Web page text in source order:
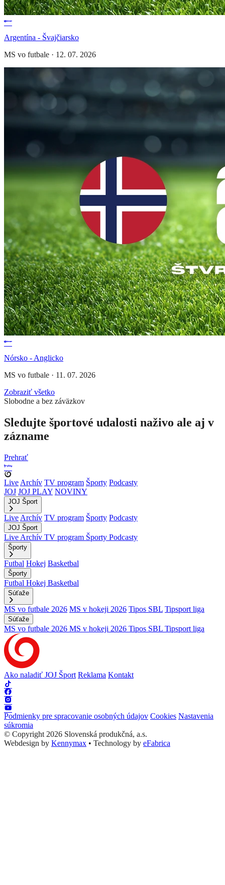
Argentína - Švajčiarsko
MS vo futbale · 12. 07. 2026
Nórsko - Anglicko
MS vo futbale · 11. 07. 2026
Zobraziť všetko
Slobodne a bez záväzkov
Sledujte športové udalosti naživo ale aj v
zázname
Prehrať
Live Archív TV program Športy Podcasty
JOJ JOJ PLAY NOVINY
JOJ Šport
Live Archív TV program Športy Podcasty
JOJ Šport
Live Archív TV program Športy Podcasty
Športy
Futbal Hokej Basketbal
Športy
Futbal Hokej Basketbal
Súťaže
MS vo futbale 2026 MS v hokeji 2026 Tipos SBL Tipsport liga
Súťaže
MS vo futbale 2026 MS v hokeji 2026 Tipos SBL Tipsport liga
Ako naladiť JOJ Šport Reklama Kontakt
Podmienky pre spracovanie osobných údajov Cookies Nastavenia
súkromia
© Copyright 2026 Slovenská produkčná, a.s.
Webdesign by Kennymax • Technology by eFabrica